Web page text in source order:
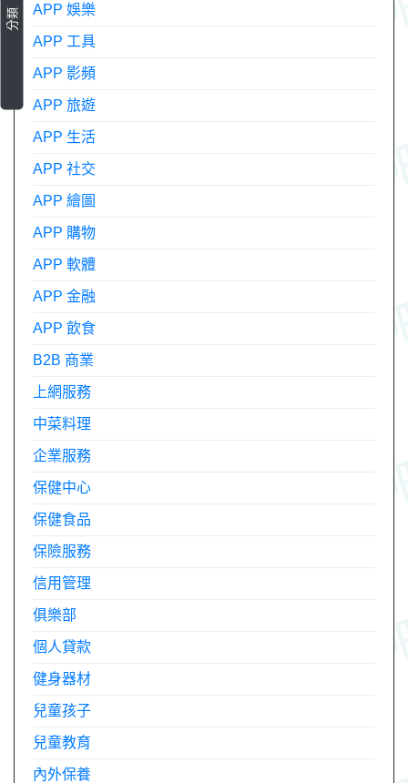
分類 APP 娛樂
APP 工具
APP 影頻
APP 旅遊
APP 生活
APP 社交
APP 繪圖
APP 購物
APP 軟體
APP 金融
APP 飲食
B2B 商業
上網服務
中菜料理
企業服務
保健中心
保健食品
保險服務
信用管理
俱樂部
個人貸款
健身器材
兒童孩子
兒童教育
內外保養